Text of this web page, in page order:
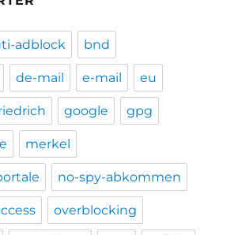
adblock bnd
de-mail e-mail eu
google gpg
merkel
no-spy-abkommen
overblocking